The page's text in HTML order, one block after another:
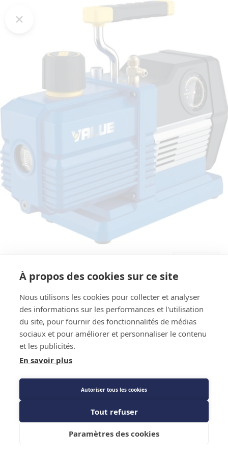
Code : 1242616
Pompe à vide double étage inverter -
Teddington - R32 - 170L/min - 3/4 HP
Prix public
848,78 €TTC
Les Plus produit
Caractéristiques techniquesAjouter au panier
À propos des cookies sur ce site
Nous utilisons les cookies pour collecter et analyser
des informations sur les performances et l'utilisation
du site, pour fournir des fonctionnalités de médias
sociaux et pour améliorer et personnaliser le contenu
et les publicités.
En savoir plus
Autoriser tous les cookies
Tout refuser
Paramètres des cookies